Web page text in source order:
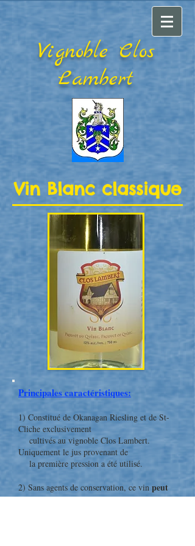
Vignoble Clos
Lambert
Vin Blanc classique
Principales caractéristiques:
1) Constitué de Okanagan Riesling et de St-
Cliche exclusivement
cultivés au vignoble Clos Lambert.
Uniquement le jus provenant de
la première pression a été utilisé.
2) Sans agents de conservation, ce vin peut
contenir des traces de